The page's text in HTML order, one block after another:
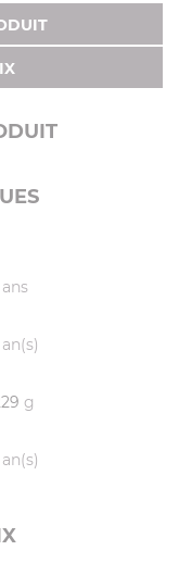
ans
an(s)
g
an(s)